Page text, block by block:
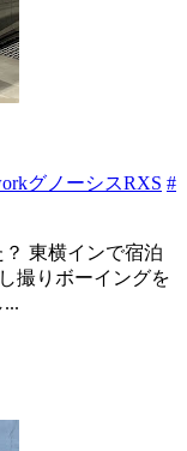
グノーシスRXS #
東横インで宿泊
撮りボーイングを